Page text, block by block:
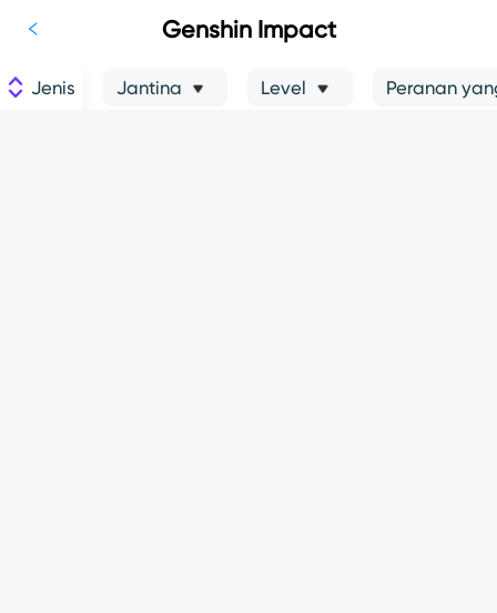
Genshin Impact
Jenis Jantina Level Peranan